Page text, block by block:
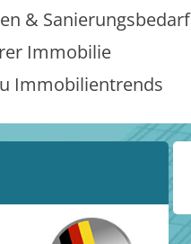
& Sanierungsbedarf
Immobilie
Immobilientrends